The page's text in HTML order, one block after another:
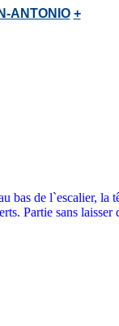
ANTONIO +
de l`escalier, la
Partie sans laisser